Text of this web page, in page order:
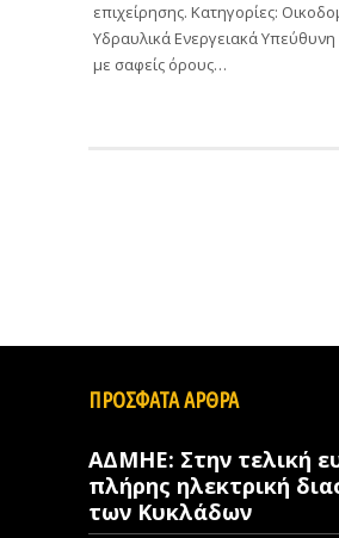
επιχείρησης. Κατηγορίες:
Υδραυλικά Ενεργειακά
με σαφείς όρους…
ΠΡΟΣΦΑΤΑ ΑΡΘΡΑ
ΑΔΜΗΕ: Στην τελική
πλήρης ηλεκτρική
των Κυκλάδων